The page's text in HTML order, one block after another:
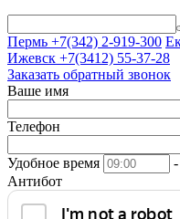
Пермь +7(342) 2-919-300
Ижевск +7(3412) 55-37-28
Заказать обратный звонок
Ваше имя
Телефон
Удобное время
-
Антибот